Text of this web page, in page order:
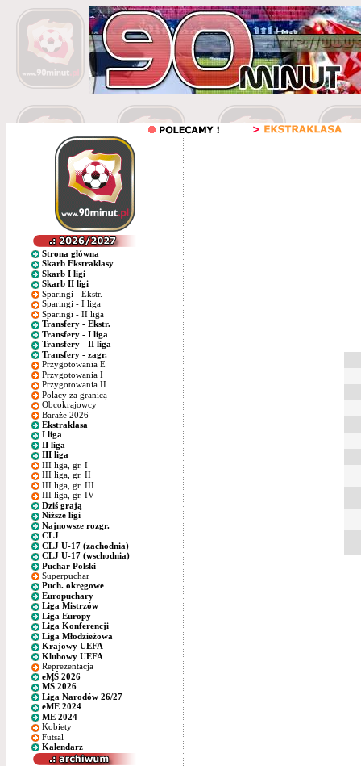
Strona główna
Skarb Ekstraklasy
Skarb I ligi
Skarb II ligi
Sparingi - Ekstr.
Sparingi - I liga
Sparingi - II liga
Transfery - Ekstr.
Transfery - I liga
Transfery - II liga
Transfery - zagr.
Przygotowania E
Przygotowania I
Przygotowania II
Polacy za granicą
Obcokrajowcy
Baraże 2026
Ekstraklasa
I liga
II liga
III liga
III liga, gr. I
III liga, gr. II
III liga, gr. III
III liga, gr. IV
Dziś grają
Niższe ligi
Najnowsze rozgr.
CLJ
CLJ U-17 (zachodnia)
CLJ U-17 (wschodnia)
Puchar Polski
Superpuchar
Puch. okręgowe
Europuchary
Liga Mistrzów
Liga Europy
Liga Konferencji
Liga Młodzieżowa
Krajowy UEFA
Klubowy UEFA
Reprezentacja
eMŚ 2026
MŚ 2026
Liga Narodów 26/27
eME 2024
ME 2024
Kobiety
Futsal
Kalendarz